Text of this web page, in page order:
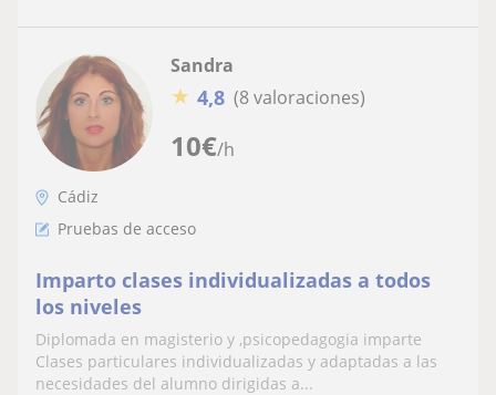
10€/h
Sandra
★ 4,8 (8 valoraciones)
Cádiz
Pruebas de acceso
Imparto clases individualizadas a todos
los niveles
Diplomada en magisterio y ,psicopedagogia imparte
Clases particulares individualizadas y adaptadas a las
necesidades del alumno dirigidas a...